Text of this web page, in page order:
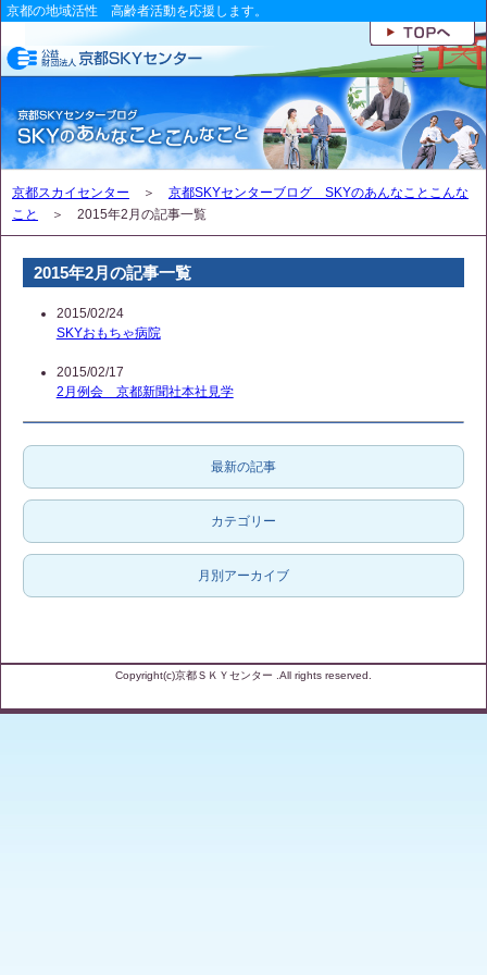
京都の地域活性 高齢者活動を応援します。
京都スカイセンター ＞ 京都SKYセンターブログ SKYのあんなことこんな
こと
＞ 2015年2月の記事一覧
2015年2月の記事一覧
2015/02/24
SKYおもちゃ病院
2015/02/17
2月例会 京都新聞社本社見学
最新の記事
カテゴリー
月別アーカイブ
Copyright(c)京都ＳＫＹセンター .All rights reserved.